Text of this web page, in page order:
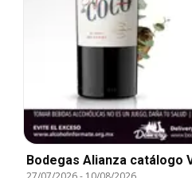
Bodegas Alianza catálogo